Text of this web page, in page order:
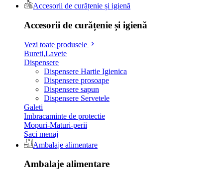
Accesorii de curățenie și igienă
Accesorii de curățenie și igienă
Vezi toate produsele
Bureti,Lavete
Dispensere
Dispensere Hartie Igienica
Dispensere prosoape
Dispensere sapun
Dispensere Servetele
Galeti
Imbracaminte de protectie
Mopuri-Maturi-perii
Saci menaj
Ambalaje alimentare
Ambalaje alimentare